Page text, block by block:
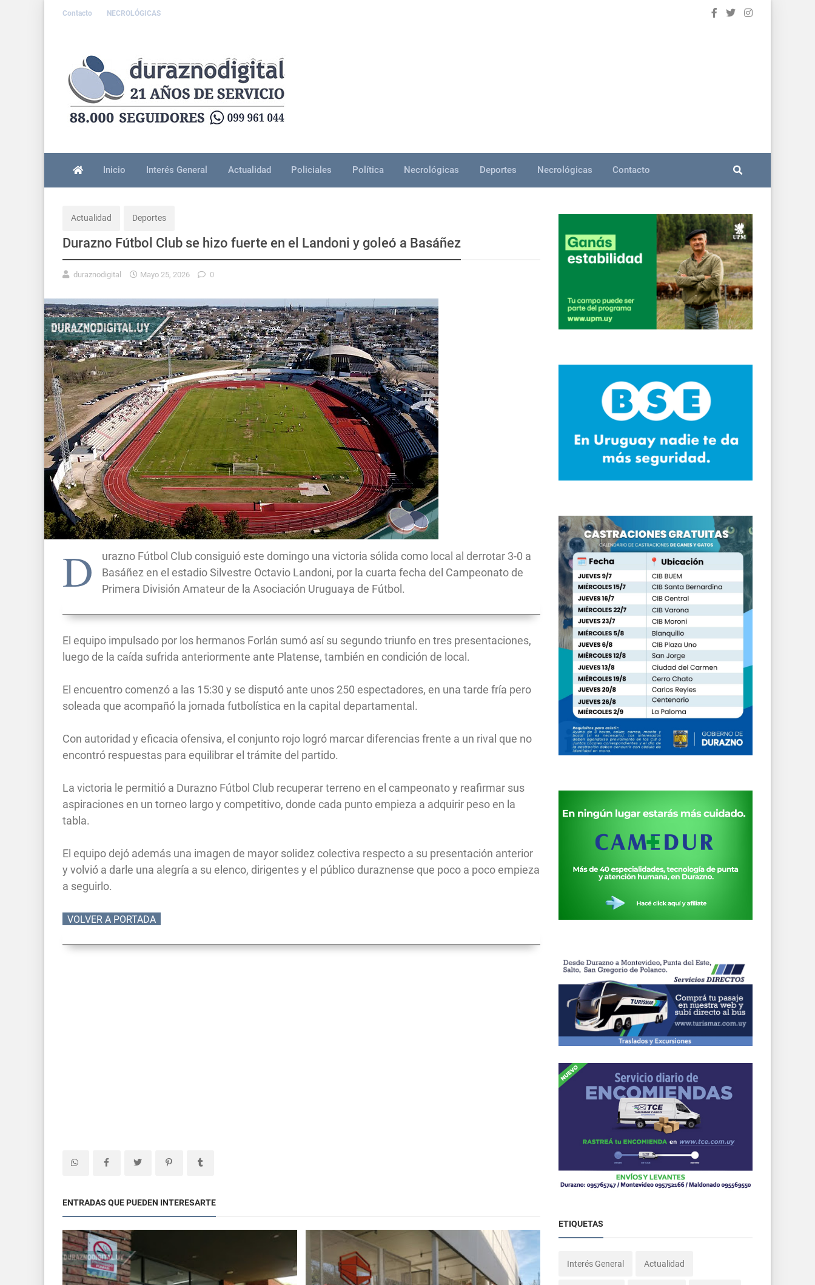
Contacto NECROLÓGICAS
Inicio Interés General Actualidad Policiales Política Necrológicas Deportes Necrológicas Contacto
Actualidad Deportes
Durazno Fútbol Club se hizo fuerte en el Landoni y goleó a Basáñez
duraznodigital Mayo 25, 2026 0
D
urazno Fútbol Club consiguió este domingo una victoria sólida como local al derrotar 3-0 a
Basáñez en el estadio Silvestre Octavio Landoni, por la cuarta fecha del Campeonato de
Primera División Amateur de la Asociación Uruguaya de Fútbol.
El equipo impulsado por los hermanos Forlán sumó así su segundo triunfo en tres presentaciones,
luego de la caída sufrida anteriormente ante Platense, también en condición de local.
El encuentro comenzó a las 15:30 y se disputó ante unos 250 espectadores, en una tarde fría pero
soleada que acompañó la jornada futbolística en la capital departamental.
Con autoridad y eficacia ofensiva, el conjunto rojo logró marcar diferencias frente a un rival que no
encontró respuestas para equilibrar el trámite del partido.
La victoria le permitió a Durazno Fútbol Club recuperar terreno en el campeonato y reafirmar sus
aspiraciones en un torneo largo y competitivo, donde cada punto empieza a adquirir peso en la
tabla.
El equipo dejó además una imagen de mayor solidez colectiva respecto a su presentación anterior
y volvió a darle una alegría a su elenco, dirigentes y el público duraznense que poco a poco empieza
a seguirlo.
VOLVER A PORTADA
ENTRADAS QUE PUEDEN INTERESARTE
ETIQUETAS
Interés General Actualidad